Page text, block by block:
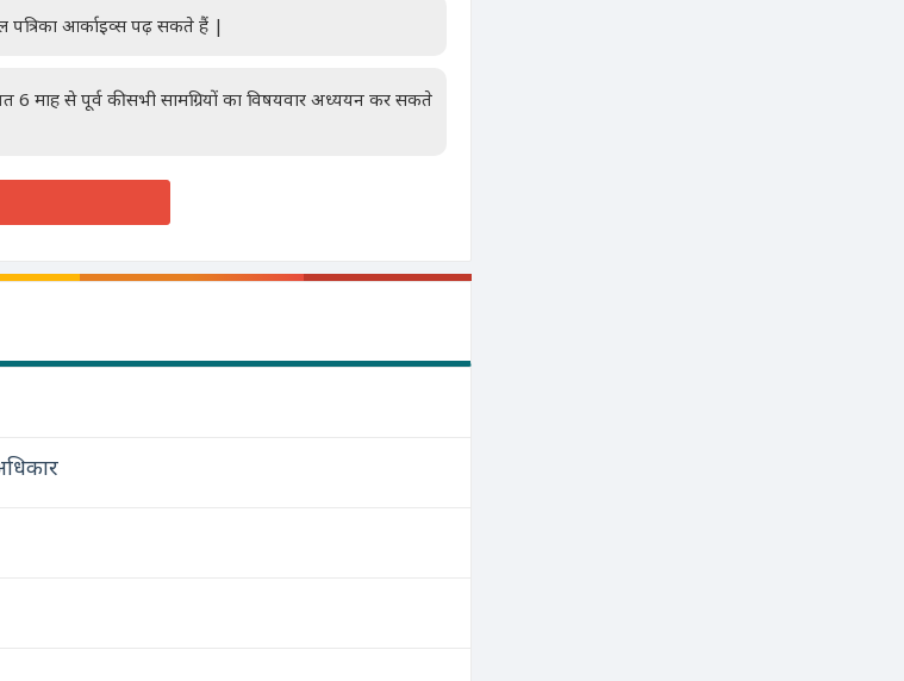
पत्रिका आर्काइव्स पढ़ सकते हैं |
माह से पूर्व की सभी सामग्रियों का विषयवार अध्ययन कर सकते